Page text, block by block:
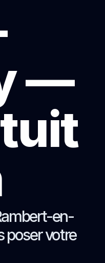
—
en-
poser votre